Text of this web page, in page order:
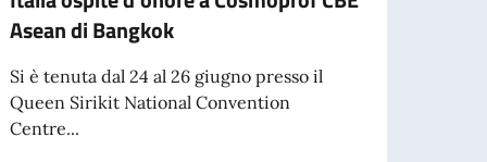
Asean di Bangkok
Si è tenuta dal 24 al 26 giugno presso il
Queen Sirikit National Convention
Centre...